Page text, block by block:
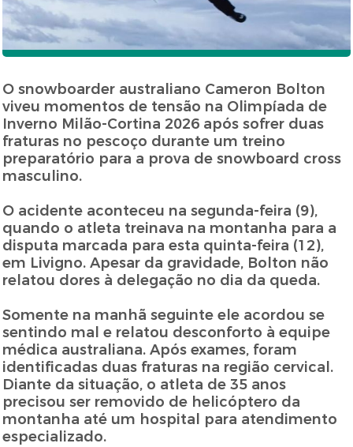
O snowboarder australiano Cameron Bolton
viveu momentos de tensão na Olimpíada de
Inverno Milão-Cortina 2026 após sofrer duas
fraturas no pescoço durante um treino
preparatório para a prova de snowboard cross
masculino.
O acidente aconteceu na segunda-feira (9),
quando o atleta treinava na montanha para a
disputa marcada para esta quinta-feira (12),
em Livigno. Apesar da gravidade, Bolton não
relatou dores à delegação no dia da queda.
Somente na manhã seguinte ele acordou se
sentindo mal e relatou desconforto à equipe
médica australiana. Após exames, foram
identificadas duas fraturas na região cervical.
Diante da situação, o atleta de 35 anos
precisou ser removido de helicóptero da
montanha até um hospital para atendimento
especializado.